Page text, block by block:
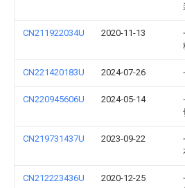
CN211922034U 2020-11-13
CN221420183U 2024-07-26
CN220945606U 2024-05-14
CN219731437U 2023-09-22
CN212223436U 2020-12-25